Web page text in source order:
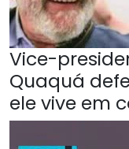
Vice-
Quaquá
ele vive em